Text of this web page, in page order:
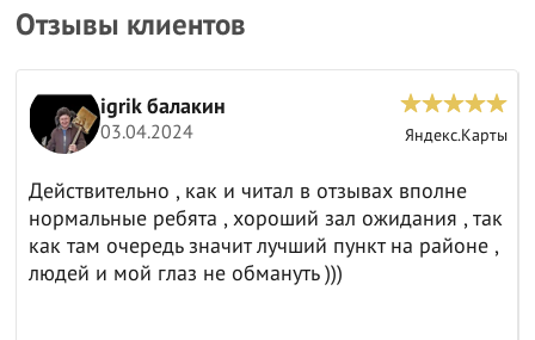
Отзывы клиентов
igrik балакин
03.04.2024 Яндекс.Карты
Действительно , как и читал в отзывах вполне
нормальные ребята , хороший зал ожидания , так
как там очередь значит лучший пункт на районе ,
людей и мой глаз не обмануть )))